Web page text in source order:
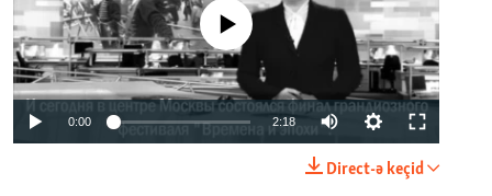
No media source currently available
0:00 2:18
Direct-ə keçid